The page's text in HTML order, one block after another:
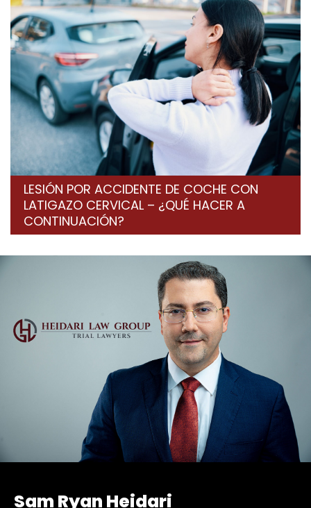
LESIÓN POR ACCIDENTE DE COCHE CON
LATIGAZO CERVICAL – ¿QUÉ HACER A
CONTINUACIÓN?
Sam Ryan Heidari